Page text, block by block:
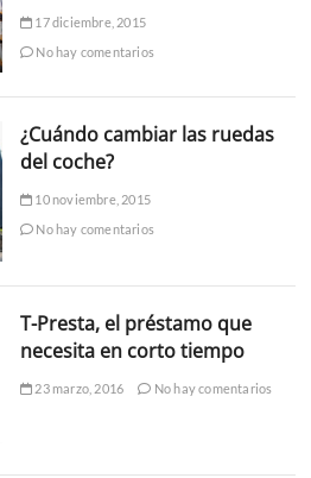
17 diciembre, 2015
No hay comentarios
¿Cuándo cambiar las ruedas
del coche?
10 noviembre, 2015
No hay comentarios
T-Presta, el préstamo que
necesita en corto tiempo
23 marzo, 2016 No hay comentarios